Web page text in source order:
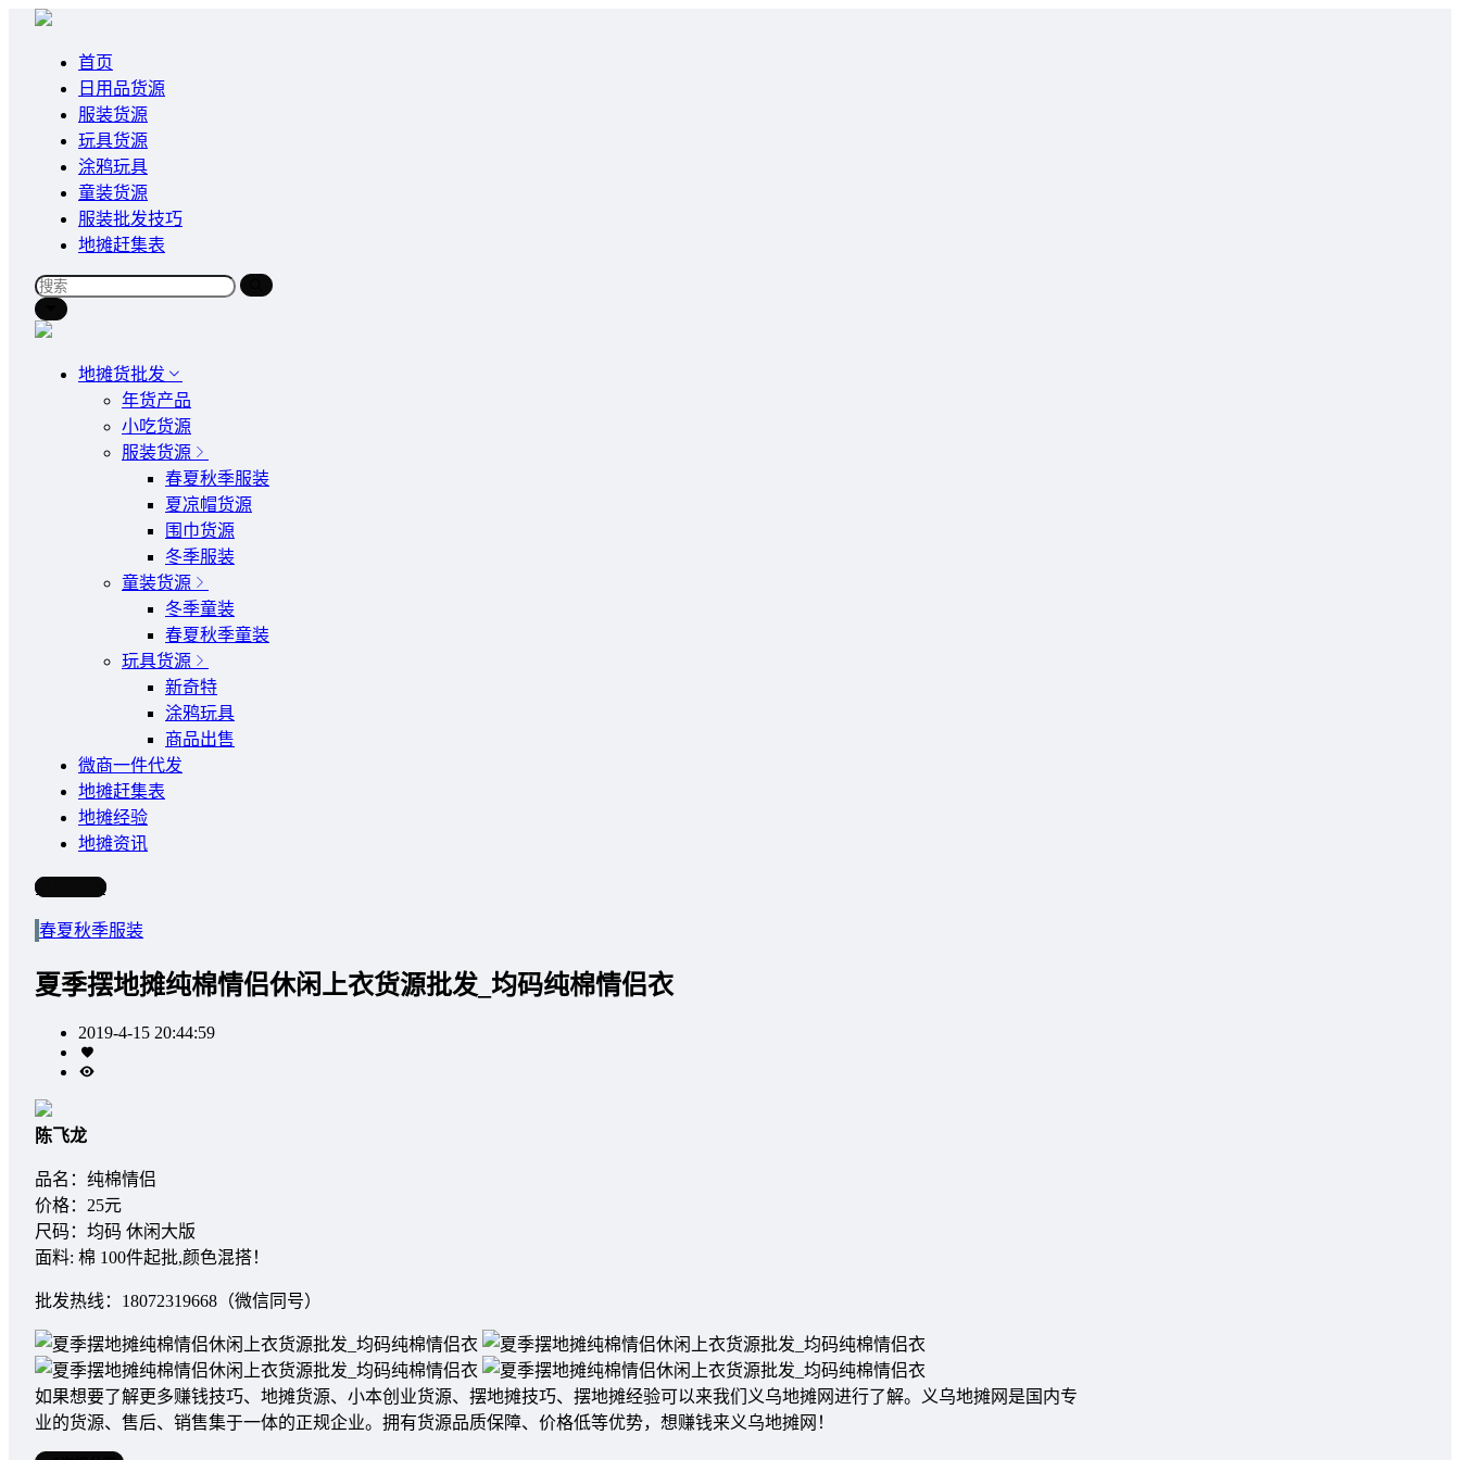
首页
日用品货源
服装货源
玩具货源
涂鸦玩具
童装货源
服装批发技巧
地摊赶集表
地摊货批发
年货产品
小吃货源
服装货源
春夏秋季服装
夏凉帽货源
围巾货源
冬季服装
童装货源
冬季童装
春夏秋季童装
玩具货源
新奇特
涂鸦玩具
商品出售
微商一件代发
地摊赶集表
地摊经验
地摊资讯
写文章
春夏秋季服装
夏季摆地摊纯棉情侣休闲上衣货源批发_均码纯棉情侣衣
2019-4-15 20:44:59
陈飞龙
品名：纯棉情侣
价格：25元
尺码：均码 休闲大版
面料: 棉 100件起批,颜色混搭！
批发热线：18072319668（微信同号）
如果想要了解更多赚钱技巧、地摊货源、小本创业货源、摆地摊技巧、摆地摊经验可以来我们义乌地摊网进行了解。义乌地摊网是国内专
业的货源、售后、销售集于一体的正规企业。拥有货源品质保障、价格低等优势，想赚钱来义乌地摊网！